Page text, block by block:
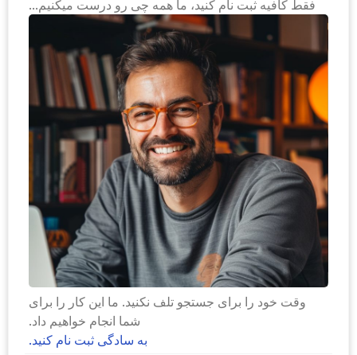
فقط کافیه ثبت نام کنید، ما همه چی رو درست میکنیم...
وقت خود را برای جستجو تلف نکنید. ما این کار را برای
شما انجام خواهیم داد.
به سادگی ثبت نام کنید.